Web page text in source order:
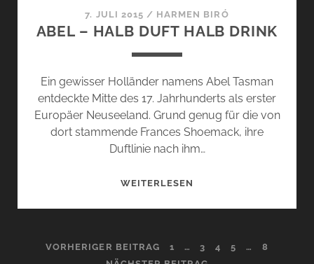
7. JULI 2015 / HARMEN BIRÓ
ABEL – HALB DUFT HALB DRINK
Ein gewisser Holländer namens Abel Tasman
entdeckte Mitte des 17. Jahrhunderts als erster
Europäer Neuseeland. Grund genug für die von
dort stammende Frances Shoemack, ihre
Duftlinie nach ihm…
WEITERLESEN
HALB
SEITENNUMMERIERUNG
VORHERIGER BEITRAG 1 … 3 4 5 …
8